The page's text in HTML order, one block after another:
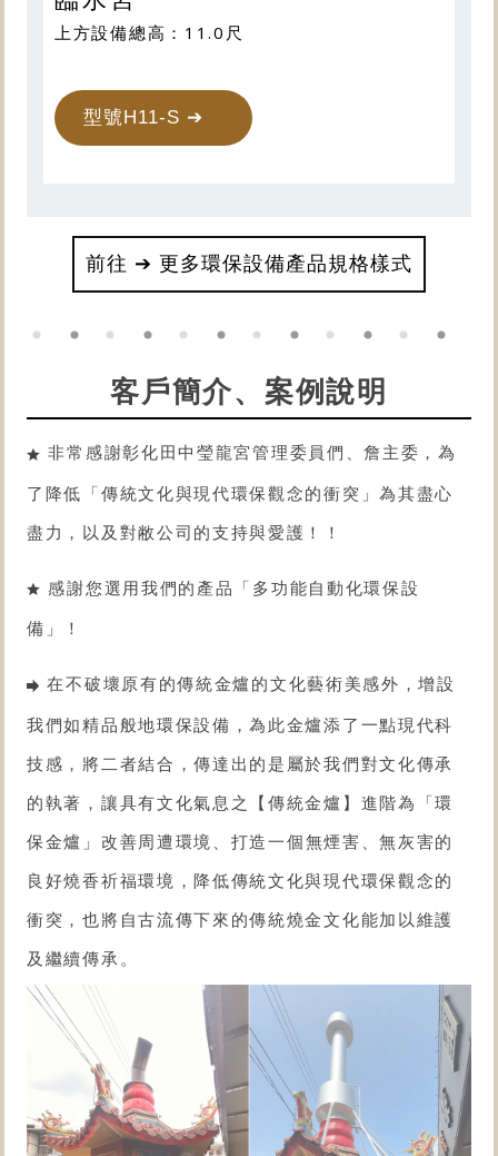
上方設備總高：11.0尺
型號H11-S ➔
前往 ➔ 更多環保設備產品規格樣式
客戶簡介、案例說明
非常感謝彰化田中瑩龍宮管理委員們、詹主委，為
了降低「傳統文化與現代環保觀念的衝突」為其盡心
盡力，以及對敝公司的支持與愛護！！
感謝您選用我們的產品「 多功能自動化環保設
備 」！
在不破壞原有的傳統金爐的文化藝術美感外，增設
我們如精品般地環保設備，為此金爐添了一點現代科
技感，將二者結合​，傳達出的是屬於我們對文化傳承
的執著，讓具有文化氣息之【傳統金爐】進階為「環
保金爐 」改善周遭環境、打造一個無煙害、無灰害的
良好燒香祈福環境，降低傳統文化與現代環保觀念的
衝突，也將自古流傳下來的傳統燒金文化能加以維護
及繼續傳承。